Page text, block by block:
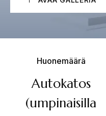
Huonemäärä
Autokatos
(umpinaisilla